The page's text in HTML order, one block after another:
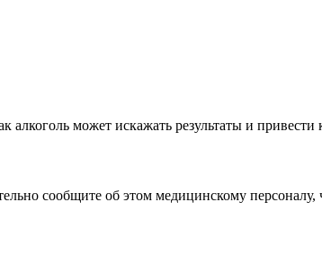
алкоголь может искажать результаты и
сообщите об этом медицинскому